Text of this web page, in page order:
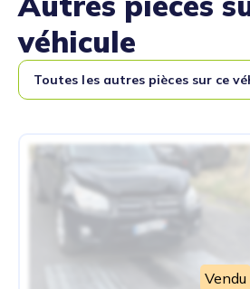
véhicule
Toutes les autres pièces sur ce
Vendu